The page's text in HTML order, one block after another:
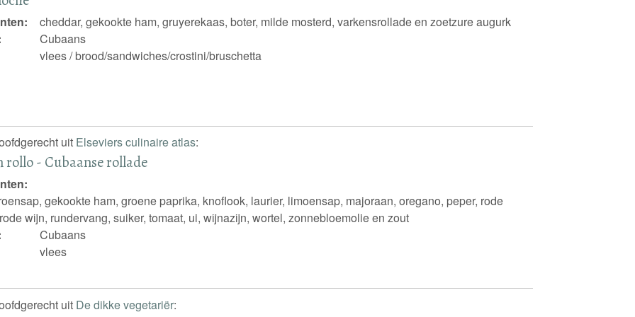
cheddar, gekookte ham, gruyerekaas, boter, milde mosterd, varkensrollade en zoetzure augurk
Cubaans
vlees / brood/sandwiches/crostini/bruschetta
uit Elseviers culinaire atlas:
rollo - Cubaanse rollade
gekookte ham, groene paprika, knoflook, laurier, limoensap, majoraan, oregano, peper, rode
wijn, rundervang, suiker, tomaat, ui, wijnazijn, wortel, zonnebloemolie en zout
Cubaans
vlees
uit De dikke vegetariër: